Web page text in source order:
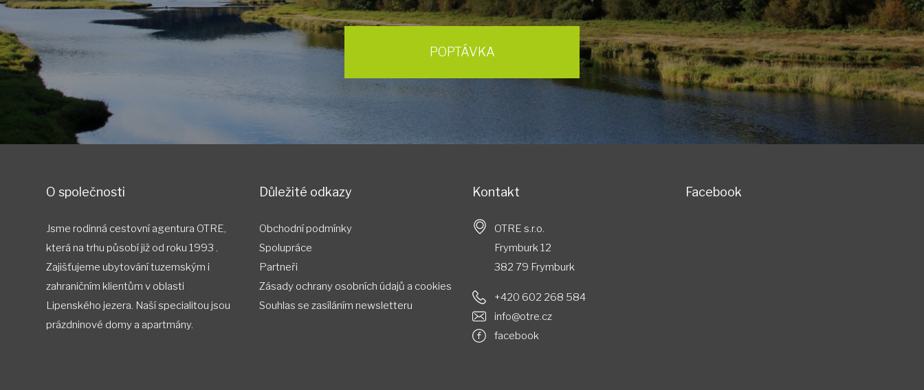
POPTÁVKA
O společnosti
Jsme rodinná cestovní agentura OTRE,
která na trhu působí již od roku 1993 .
Zajišťujeme ubytování tuzemským i
zahraničním klientům v oblasti
Lipenského jezera. Naší specialitou jsou
prázdninové domy a apartmány.
Důležité odkazy
Obchodní podmínky
Spolupráce
Partneři
Zásady ochrany osobních údajů a cookies
Souhlas​​ se ​​zasíláním ​​newsletteru
Kontakt
OTRE s.r.o.
Frymburk 12
382 79 Frymburk
+420 602 268 584
info@otre.cz
facebook
Facebook